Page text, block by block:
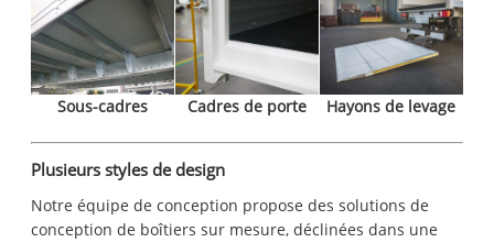
Sous-cadres Cadres de porte Hayons de levage
Plusieurs styles de design
Notre équipe de conception propose des solutions de
conception de boîtiers sur mesure, déclinées dans une